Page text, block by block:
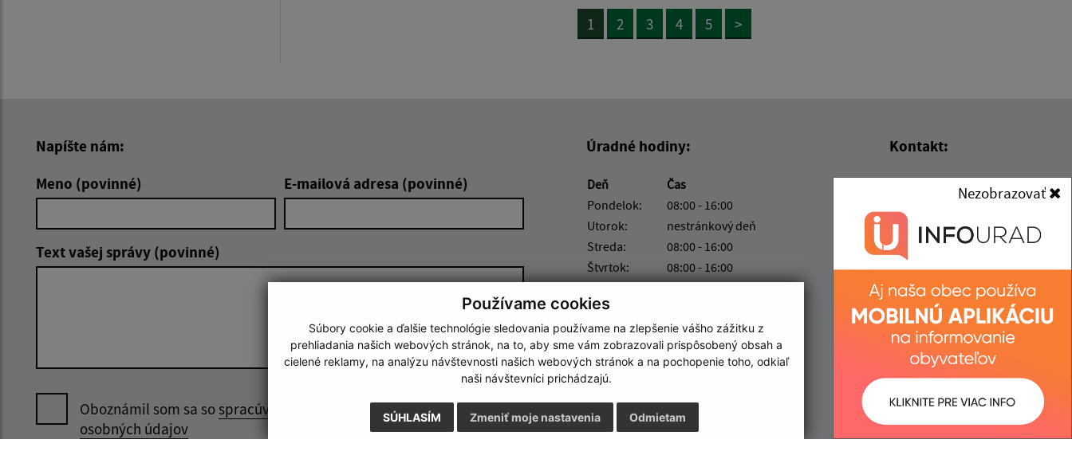
Používame cookies
Súbory cookie a ďalšie technológie sledovania používame na zlepšenie vášho zážitku z
prehliadania našich webových stránok, na to, aby sme vám zobrazovali prispôsobený obsah a
cielené reklamy, na analýzu návštevnosti našich webových stránok a na pochopenie toho, odkiaľ
naši návštevníci prichádzajú.
SÚHLASÍM Odmietam
Zmeniť moje nastavenia
1 2 3 4 5 >
Napíšte nám:
Meno (povinné)
E-mailová adresa (povinné)
Text vašej správy (povinné)
Oboznámil som sa sospracúvaním
osobných údajov
Google reCaptcha Response
Odoslať správu
Úradné hodiny:
Deň
Čas
Pondelok:
08:00 - 16:00
Utorok:
nestránkový deň
Streda:
08:00 - 16:00
Štvrtok:
08:00 - 16:00
Piatok:
08:00 - 16:00
Kontakt:
Obec (Iňa)
Obecný úrad (Iňa)
Iňa 27
935 35 Tehla
obecina27@gmail.com
+421 36 639 80 71
IČO: 00307076
Nezobrazovať